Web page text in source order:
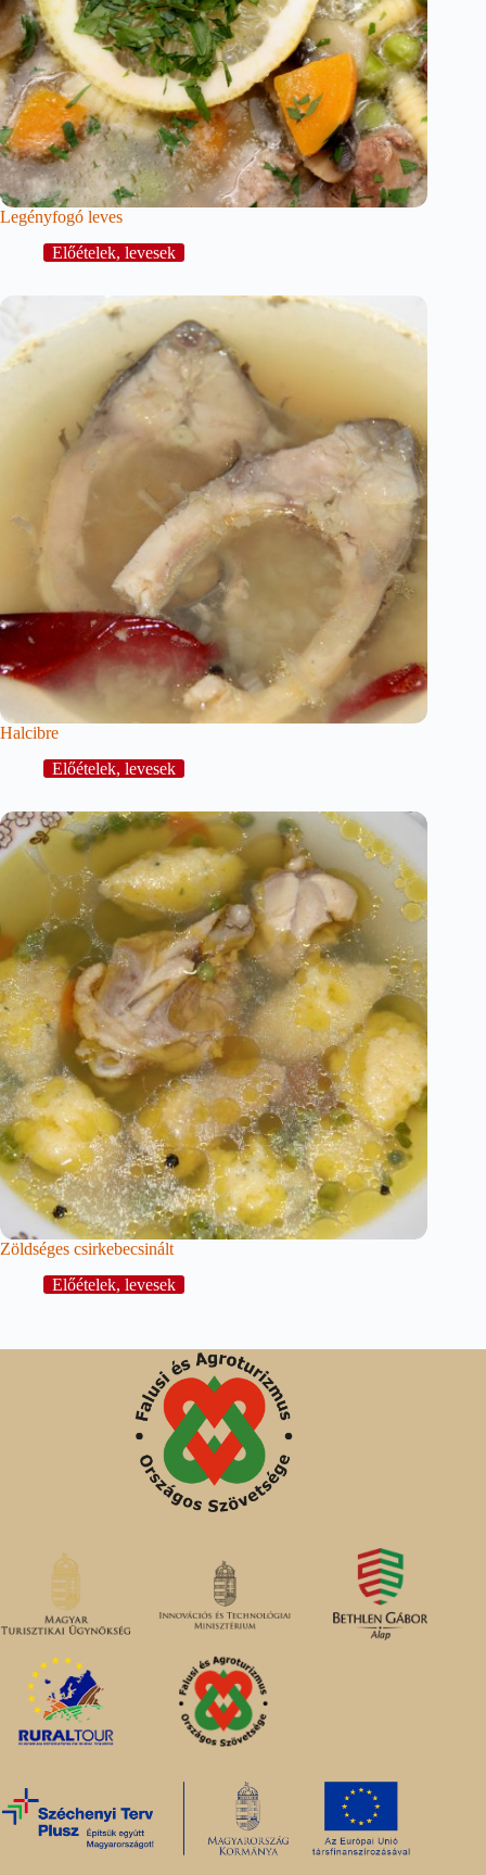
Legényfogó leves
Előételek, levesek
Halcibre
Előételek, levesek
Zöldséges csirkebecsinált
Előételek, levesek